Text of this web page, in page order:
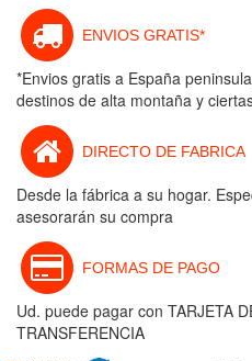
ENVIOS GRATIS*
*Envios gratis a España
destinos de alta montaña y
DIRECTO DE FABRICA
Desde la fábrica a su hogar.
asesorarán su compra
FORMAS DE PAGO
Ud. puede pagar con TARJETA
TRANSFERENCIA